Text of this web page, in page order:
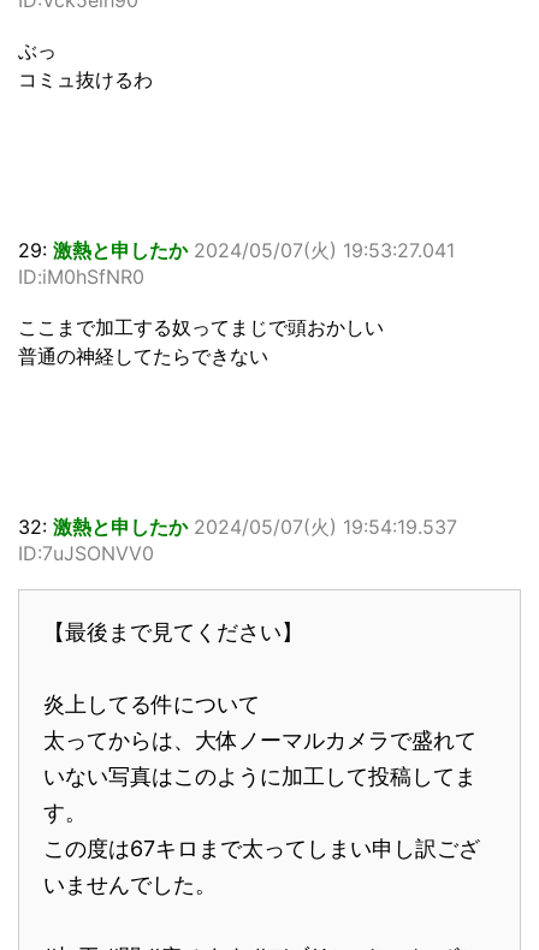
ぶっ
コミュ抜けるわ
29: 激熱と申したか 2024/05/07(火) 19:53:27.041
ID:iM0hSfNR0
ここまで加工する奴ってまじで頭おかしい
普通の神経してたらできない
32: 激熱と申したか 2024/05/07(火) 19:54:19.537
ID:7uJSONVV0
【最後まで見てください】
炎上してる件について
太ってからは、大体ノーマルカメラで盛れて
いない写真はこのように加工して投稿してま
す。
この度は67キロまで太ってしまい申し訳ござ
いませんでした。